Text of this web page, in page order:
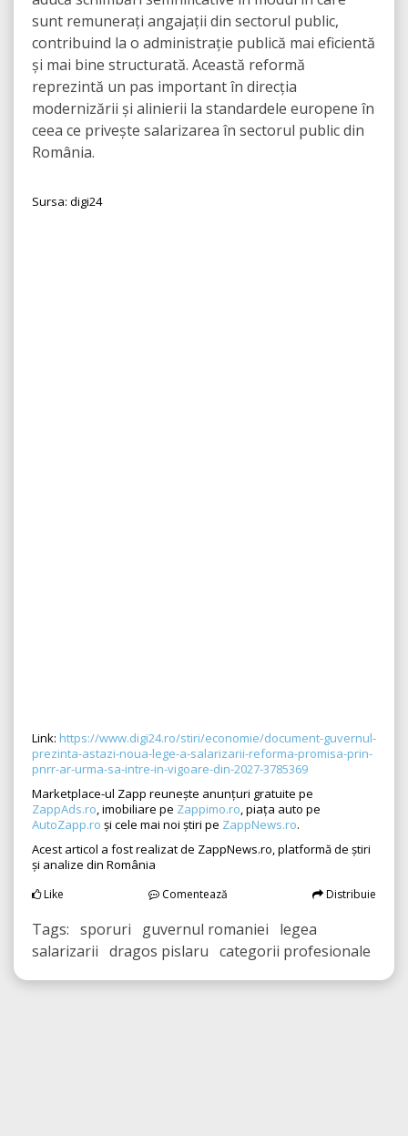
sunt remunerați angajații din sectorul public,
contribuind la o administrație publică mai eficientă
și mai bine structurată. Această reformă
reprezintă un pas important în direcția
modernizării și alinierii la standardele europene în
ceea ce privește salarizarea în sectorul public din
România.
Sursa: digi24
Link: https://www.digi24.ro/stiri/economie/document-guvernul-
prezinta-astazi-noua-lege-a-salarizarii-reforma-promisa-prin-
pnrr-ar-urma-sa-intre-in-vigoare-din-2027-3785369
Marketplace-ul Zapp reunește anunțuri gratuite pe
ZappAds.ro, imobiliare pe Zappimo.ro, piața auto pe
AutoZapp.ro și cele mai noi știri pe ZappNews.ro.
Acest articol a fost realizat de ZappNews.ro, platformă de știri
și analize din România
Like Comentează Distribuie
Tags: sporuri guvernul romaniei legea
salarizarii dragos pislaru categorii profesionale